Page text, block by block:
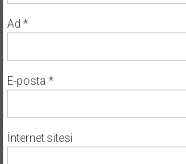
Ad *
E-posta *
İnternet sitesi